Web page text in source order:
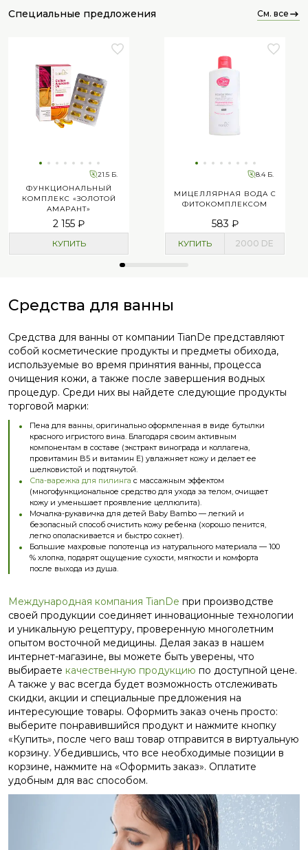
специальные предложения см. все
21.5 Б.
ФУНКЦИОНАЛЬНЫЙ
КОМПЛЕКС «ЗОЛОТОЙ
АМАРАНТ»
2 155 ₽
КУПИТЬ
8.4 Б.
МИЦЕЛЛЯРНАЯ ВОДА С
ФИТОКОМПЛЕКСОМ
583 ₽
КУПИТЬ 2000 DE
Средства для ванны
Средства для ванны от компании TianDe представляют
собой косметические продукты и предметы обихода,
используемые во время принятия ванны, процесса
очищения кожи, а также после завершения водных
процедур. Среди них вы найдете следующие продукты
торговой марки:
Пена для ванны, оригинально оформленная в виде бутылки
красного игристого вина. Благодаря своим активным
компонентам в составе (экстракт винограда и коллагена,
провитамин B5 и витамин Е) увлажняет кожу и делает ее
шелковистой и подтянутой.
Спа-варежка для пилинга с массажным эффектом
(многофункциональное средство для ухода за телом, очищает
кожу и уменьшает проявление целлюлита).
Мочалка-рукавичка для детей Baby Bambo — легкий и
безопасный способ очистить кожу ребенка (хорошо пенится,
легко ополаскивается и быстро сохнет).
Большие махровые полотенца из натурального материала — 100
% хлопка, подарят ощущение сухости, мягкости и комфорта
после выхода из душа.
Международная компания TianDe при производстве
своей продукции соединяет инновационные технологии
и уникальную рецептуру, проверенную многолетним
опытом восточной медицины. Делая заказ в нашем
интернет-магазине, вы можете быть уверены, что
выбираете качественную продукцию по доступной цене.
А также у вас всегда будет возможность отслеживать
скидки, акции и специальные предложения на
интересующие товары. Оформить заказ очень просто:
выберите понравившийся продукт и нажмите кнопку
«Купить», после чего ваш товар отправится в виртуальную
корзину. Убедившись, что все необходимые позиции в
корзине, нажмите на «Оформить заказ». Оплатите
удобным для вас способом.